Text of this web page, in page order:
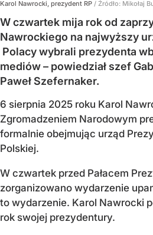
Karol Nawrocki, prezydent RP / Źródło: Mikołaj
W czwartek mija rok od
Nawrockiego na najwyższy
Polacy wybrali prezydenta
mediów – powiedział szef
Paweł Szefernaker.
6 sierpnia 2025 roku Karol
Zgromadzeniem Narodowym
formalnie obejmując urząd
Polskiej.
W czwartek przed Pałacem
zorganizowano wydarzenie
to wydarzenie. Karol Nawrocki
rok swojej prezydentury.